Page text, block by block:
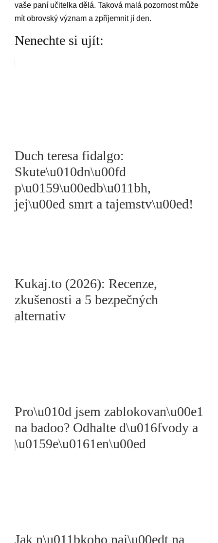
vaše paní učitelka dělá. Taková malá pozornost může
mít obrovský význam a zpříjemnit jí den.
Nenechte si ujít:
Duch teresa fidalgo:
Skute\u010dn\u00fd
p\u0159\u00edb\u011bh,
jej\u00ed smrt a tajemstv\u00ed!
Kukaj.to (2026): Recenze,
zkušenosti a 5 bezpečných
alternativ
Pro\u010d jsem zablokovan\u00e1
na badoo? Odhalte d\u016fvody a
\u0159e\u0161en\u00ed
Jak n\u011bkoho naj\u00edt na